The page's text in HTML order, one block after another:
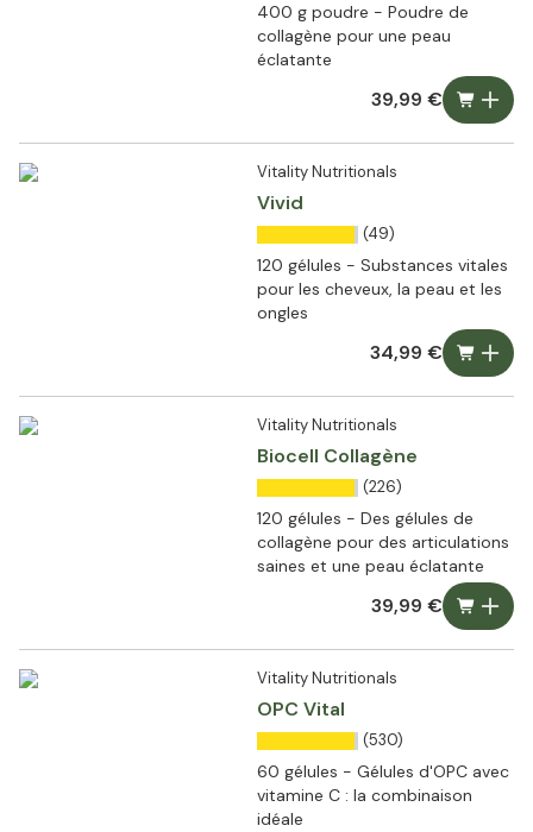
400 g poudre - Poudre de
collagène pour une peau
éclatante
39,99 €
Vitality Nutritionals
Vivid
(49)
120 gélules - Substances vitales
pour les cheveux, la peau et les
ongles
34,99 €
Vitality Nutritionals
Biocell Collagène
(226)
120 gélules - Des gélules de
collagène pour des articulations
saines et une peau éclatante
39,99 €
Vitality Nutritionals
OPC Vital
(530)
60 gélules - Gélules d'OPC avec
vitamine C : la combinaison
idéale